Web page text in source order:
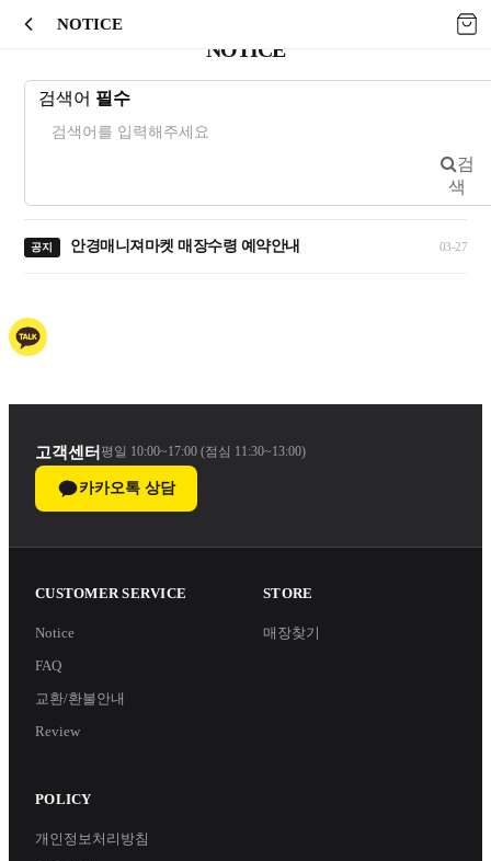
NOTICE
NOTICE
검색어 필수
검
색
안경매니져마켓 매장수령 예약안내 03-27
고객센터 평일 10:00~17:00 (점심 11:30~13:00)
카카오톡 상담
CUSTOMER SERVICE
Notice
FAQ
교환/환불안내
Review
STORE
매장찾기
POLICY
개인정보처리방침